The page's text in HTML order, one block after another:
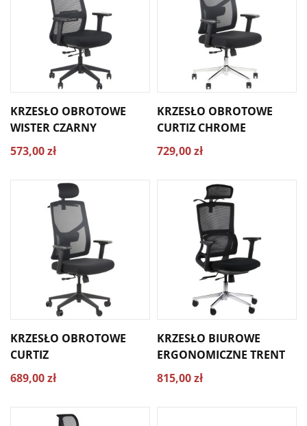
KRZESŁO OBROTOWE
WISTER CZARNY
573,00 zł
KRZESŁO OBROTOWE
CURTIZ CHROME
729,00 zł
KRZESŁO OBROTOWE
CURTIZ
689,00 zł
KRZESŁO BIUROWE
ERGONOMICZNE TRENT
815,00 zł